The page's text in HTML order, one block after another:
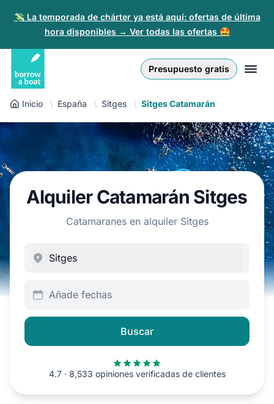
💸 La temporada de chárter ya está aquí: ofertas de última
hora disponibles → Ver todas las ofertas 🤩
Presupuesto gratis
Iniciar sesión
Regístrate
Para partners
Ayuda
Złoty
English (UK)
Nederlands
Español
Inicio España Sitges Sitges Catamarán
Alquiler Catamarán Sitges
Catamaranes en alquiler Sitges
Añade fechas
Buscar
4.7 · 8,533 opiniones verificadas de clientes